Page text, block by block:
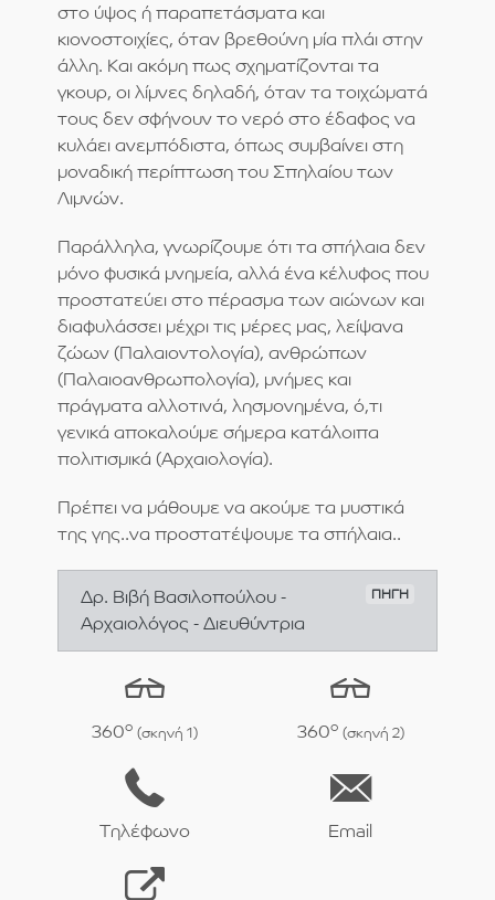
στο ύψος ή παραπετάσματα και
κιονοστοιχίες, όταν βρεθούνη μία πλάι στην
άλλη. Και ακόμη πως σχηματίζονται τα
γκουρ, οι λίμνες δηλαδή, όταν τα τοιχώματά
τους δεν σφήνουν το νερό στο έδαφος να
κυλάει ανεμπόδιστα, όπως συμβαίνει στη
μοναδική περίπτωση του Σπηλαίου των
Λιμνών.
Παράλληλα, γνωρίζουμε ότι τα σπήλαια δεν
μόνο φυσικά μνημεία, αλλά ένα κέλυφος που
προστατεύει στο πέρασμα των αιώνων και
διαφυλάσσει μέχρι τις μέρες μας, λείψανα
ζώων (Παλαιοντολογία), ανθρώπων
(Παλαιοανθρωπολογία), μνήμες και
πράγματα αλλοτινά, λησμονημένα, ό,τι
γενικά αποκαλούμε σήμερα κατάλοιπα
πολιτισμικά (Αρχαιολογία).
Πρέπει να μάθουμε να ακούμε τα μυστικά
της γης..να προστατέψουμε τα σπήλαια..
ΠΗΓΗ
Δρ. Βιβή Βασιλοπούλου -
Αρχαιολόγος - Διευθύντρια
360o (σκηνή 1) 360o (σκηνή 2)
Τηλέφωνο Email